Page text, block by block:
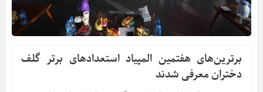
برترین‌های هفتمین المپیاد استعدادهای برتر گلف
دختران معرفی شدند